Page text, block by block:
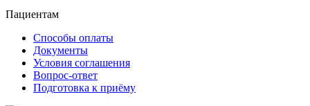
Пациентам
Способы оплаты
Документы
Условия соглашения
Вопрос-ответ
Подготовка к приёму